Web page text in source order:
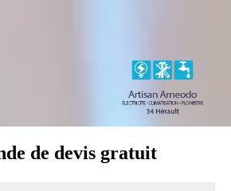
de devis gratuit